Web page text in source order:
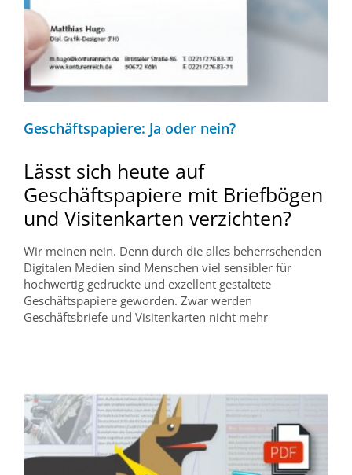
Geschäftspapiere: Ja oder nein?
Lässt sich heute auf
Geschäftspapiere mit Briefbögen
und Visitenkarten verzichten?
Wir meinen nein. Denn durch die alles beherrschenden
Digitalen Medien sind Menschen viel sensibler für
hochwertig gedruckte und exzellent gestaltete
Geschäftspapiere geworden. Zwar werden
Geschäftsbriefe und Visitenkarten nicht mehr